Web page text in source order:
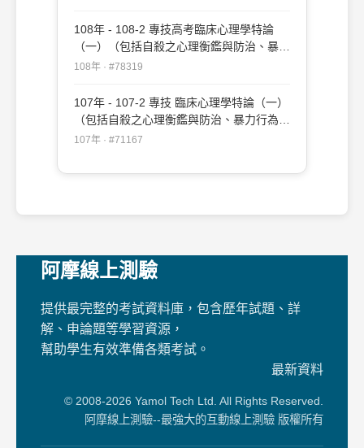
格與適應障礙之心理衡鑑與心理治療）
#82994
108年 - 108-2 專技高考臨床心理學特論
（一）（包括自殺之心理衡鑑與防治、暴力
行為之心理衡鑑與心理治療、物質濫用與依
之心理衡鑑與心理治療）#78319
108年 · #78319
107年 - 107-2 專技 臨床心理學特論（一）
（包括自殺之心理衡鑑與防治、暴力行為之
心理衡鑑與心理治療、物質濫用與依賴之心
衡鑑與心理治療）#71167
107年 · #71167
阿摩線上測驗
提供最完整的考試資料庫，包含歷年試題、詳
解、申論題等學習資源，
幫助學生有效準備各類考試。
最新資料
© 2008-2026 Yamol Tech Ltd. All Rights Reserved.
阿摩線上測驗--最強大的互動線上測驗 版權所有